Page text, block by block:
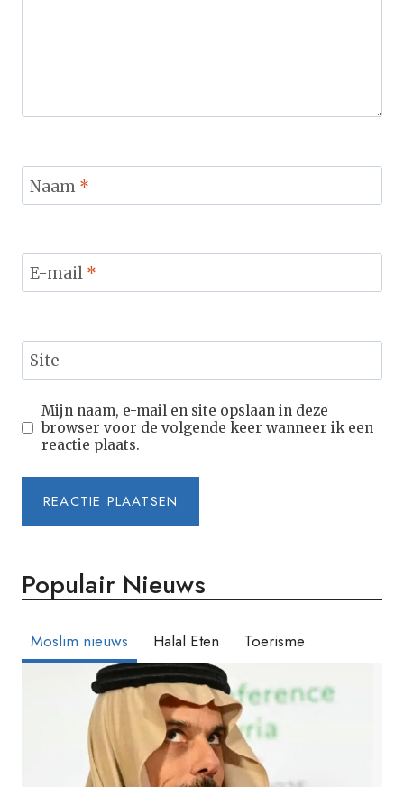
Naam *
E-mail *
Site
Mijn naam, e-mail en site opslaan in deze
browser voor de volgende keer wanneer ik een
reactie plaats.
Populair Nieuws
Moslim nieuws Halal Eten Toerisme